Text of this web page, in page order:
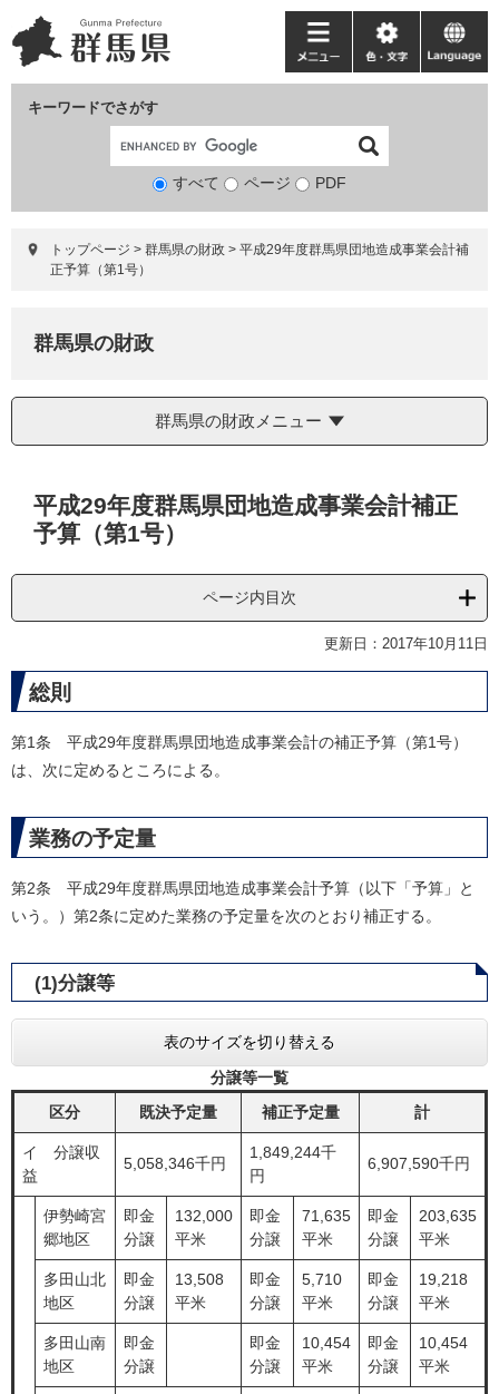
ー
ジ
ニ
ュ
て
キーワードでさがす
検
象
すべて ページ PDF
メ
ニ
ー
色・
文
language
トップページ > 群馬県の財政 > 平成29年度群馬県団地造成事業会計補
正予算（第1号）
群馬県の財政
群馬県の財政メニュー
平成29年度群馬県団地造成事業会計補正
予算（第1号）
ページ内目次
更新日：2017年10月11日
総則
第1条 平成29年度群馬県団地造成事業会計の補正予算（第1号）
は、次に定めるところによる。
業務の予定量
第2条 平成29年度群馬県団地造成事業会計予算（以下「予算」と
いう。）第2条に定めた業務の予定量を次のとおり補正する。
(1)分譲等
表のサイズを切り替える
分譲等一覧
区分
既決予定量 補正予定量 計
イ 分譲収
益
5,058,346千円
1,849,244千
円
6,907,590千円
伊勢崎宮
郷地区
即金
分譲
132,000
平米
即金
分譲
71,635
平米
即金
分譲
203,635
平米
多田山北
地区
即金
分譲
13,508
平米
即金
分譲
5,710
平米
即金
分譲
19,218
平米
多田山南
地区
即金
分譲
即金
分譲
10,454
平米
即金
分譲
10,454
平米